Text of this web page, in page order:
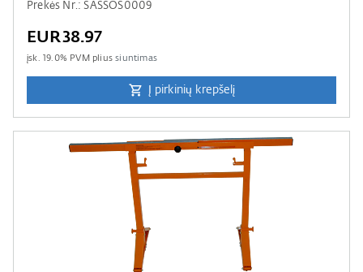
Prekės Nr.: SASSOS0009
EUR38.97
įsk. 19.0% PVM pliussiuntimas
Į pirkinių krepšelį